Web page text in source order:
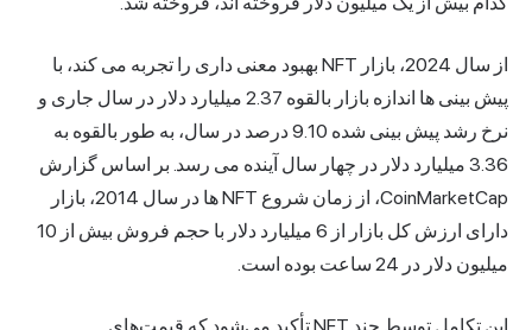
از سال 2024، بازار NFT
بهبود معنی داری را تجربه می کند، با
پیش بینی ها اندازه بازار بالقوه 2.37 میلیارد دلار در سال جاری و
نرخ رشد پیش بینی شده 9.10 درصد در سال، به طور بالقوه به
3.36 میلیارد دلار در چهار سال آینده می رسد. بر اساس گزارش
CoinMarketCap، از زمان شروع NFT ها در سال 2014، بازار
دارای ارزش کل بازار از 6 میلیارد دلار با حجم فروش بیش از 10
میلیون دلار در 24 ساعت بوده است.